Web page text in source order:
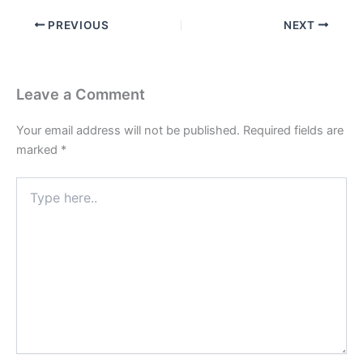
PREVIOUS NEXT
Leave a Comment
Your email address will not be published. Required fields are
marked *
here..